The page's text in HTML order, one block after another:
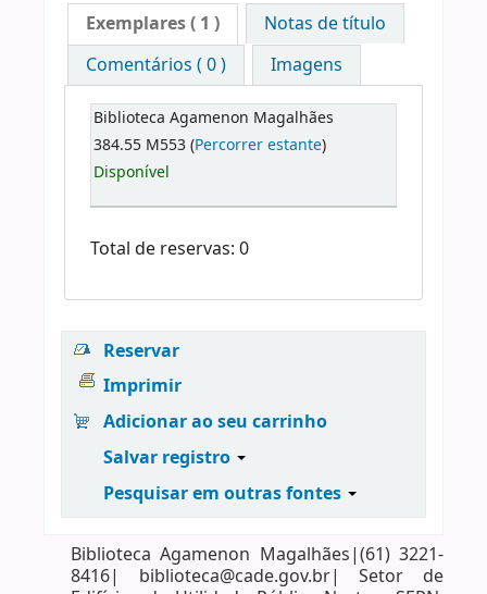
Exemplares( 1 )
Notas de título
Comentários ( 0 )
Imagens
Biblioteca Agamenon Magalhães
384.55 M553 (Percorrer estante)
Disponível
Total de reservas: 0
Reservar
Imprimir
Adicionar ao seu carrinho
Salvar registro
Pesquisar em outras fontes
Biblioteca Agamenon Magalhães|(61) 3221-
8416| biblioteca@cade.gov.br| Setor de